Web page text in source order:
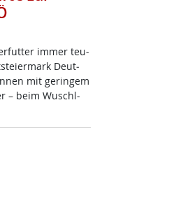
im­mer teu­
Deut­
mit ge­rin­gem
– beim Wu­schl­